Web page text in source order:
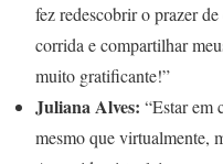
fez redescobrir o prazer
corrida e compartilhar
muito gratificante!”
Juliana Alves: “Estar em
mesmo que virtualmente,